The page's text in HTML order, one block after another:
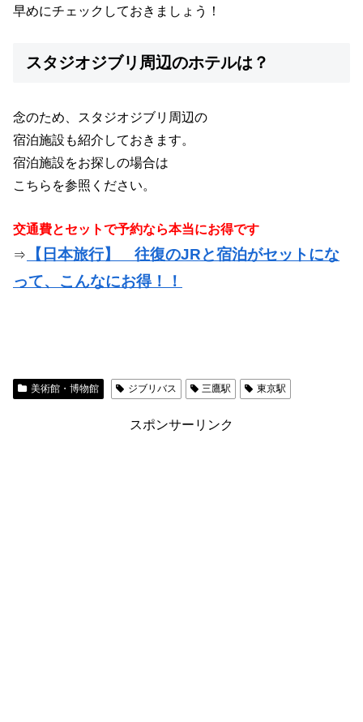
早めにチェックしておきましょう！
スタジオジブリ周辺のホテルは？
念のため、スタジオジブリ周辺の
宿泊施設も紹介しておきます。
宿泊施設をお探しの場合は
こちらを参照ください。
交通費とセットで予約なら本当にお得です
⇒
【日本旅行】 往復のJRと宿泊がセットにな
って、こんなにお得！！
美術館・博物館 ジブリバス 三鷹駅 東京駅
スポンサーリンク